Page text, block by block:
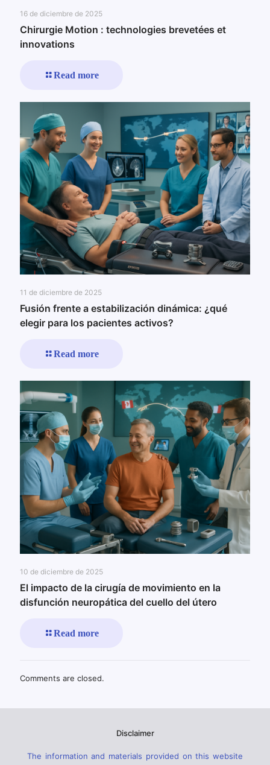
16 de diciembre de 2025
Chirurgie Motion : technologies brevetées et
innovations
Read more
11 de diciembre de 2025
Fusión frente a estabilización dinámica: ¿qué
elegir para los pacientes activos?
Read more
10 de diciembre de 2025
El impacto de la cirugía de movimiento en la
disfunción neuropática del cuello del útero
Read more
Comments are closed.
Disclaimer
The information and materials provided on this website